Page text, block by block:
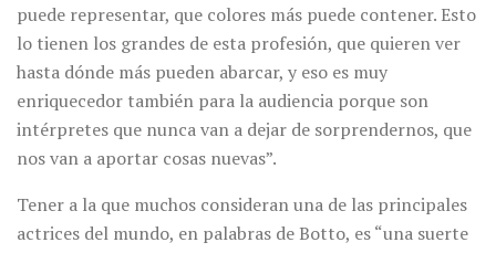
puede representar, que colores más puede contener. Esto
lo tienen los grandes de esta profesión, que quieren ver
hasta dónde más pueden abarcar, y eso es muy
enriquecedor también para la audiencia porque son
intérpretes que nunca van a dejar de sorprendernos, que
nos van a aportar cosas nuevas”.
Tener a la que muchos consideran una de las principales
actrices del mundo, en palabras de Botto, es “una suerte